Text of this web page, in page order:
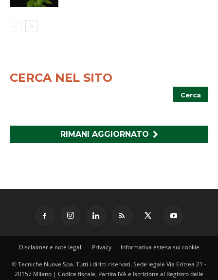
CERCA NEL SITO
RIMANI AGGIORNATO
Disclaimer e note legali Privacy Informativa estesa sui cookie
© Tecniche Nuove Spa. Tutti i diritti riservati. Sede legale Via Eritrea 21 -
20157 Milano | Codice fiscale, Partita IVA e Iscrizione al Registro delle